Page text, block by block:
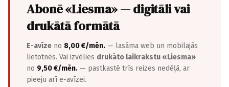
Abonē «Liesma» — digitāli vai
drukātā formātā
E-avīze no 8,00 €/mēn. — lasāma web un mobilajās
lietotnēs. Vai izvēlies drukāto laikrakstu «Liesma»
no 9,50 €/mēn. — pastkastē trīs reizes nedēļā, ar
pieeju arī e-avīzei.